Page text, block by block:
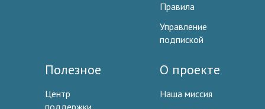
Правила
Управление
подпиской
Полезное
Центр
О проекте
Наша миссия